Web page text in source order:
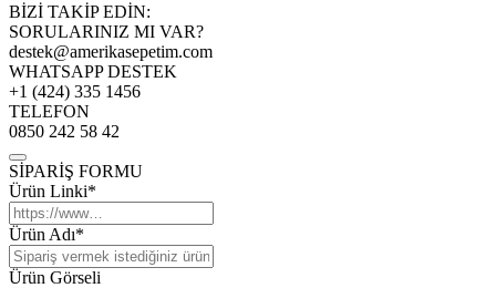
BİZİ TAKİP EDİN:
SORULARINIZ MI VAR?
destek@amerikasepetim.com
WHATSAPP DESTEK
+1 (424) 335 1456
TELEFON
0850 242 58 42
SİPARİŞ FORMU
Ürün Linki*
Ürün Adı*
Ürün Görseli